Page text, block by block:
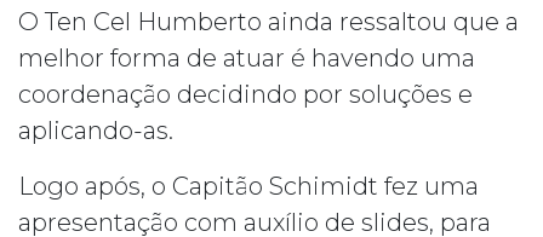
O Ten Cel Humberto ainda ressaltou que a
melhor forma de atuar é havendo uma
coordenação decidindo por soluções e
aplicando-as.
Logo após, o Capitão Schimidt fez uma
apresentação com auxílio de slides, para